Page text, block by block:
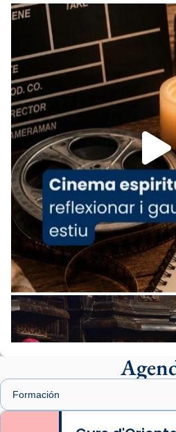
Recupera l'entrevista
tican News 👇
www.vaticannews.va/es/
07/carmina-historia-
espana-testimoni...
Foto
View on Facebook · Share
Arquebisbat de
2 weeks ago
«Avui les santes Juliana i
ajuden a alçar la mirada»
Mons. Sergi Gordo,
presidit aquest 27 de
Santes de Mataró.
🔗tinyurl.com/cvu5jmbk
📸 J. Merino